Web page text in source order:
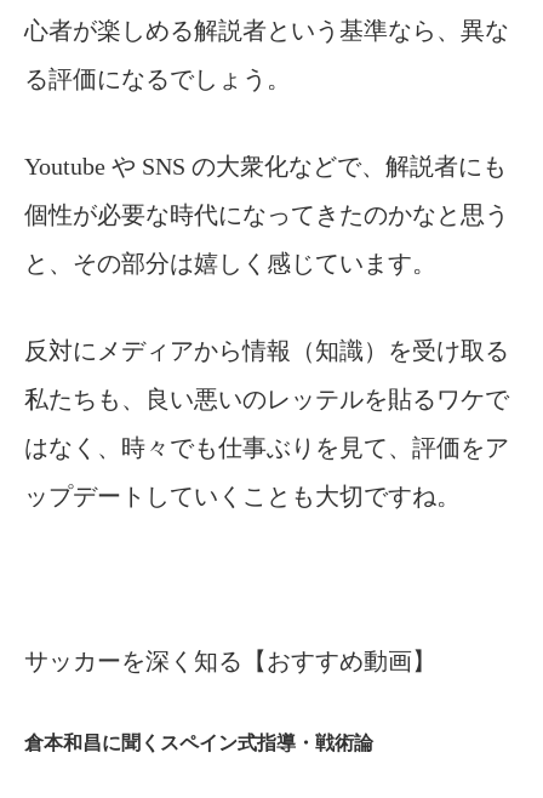
心者が楽しめる解説者という基準なら、異な
る評価になるでしょう。
Youtube や SNS の大衆化などで、解説者にも
個性が必要な時代になってきたのかなと思う
と、その部分は嬉しく感じています。
反対にメディアから情報（知識）を受け取る
私たちも、良い悪いのレッテルを貼るワケで
はなく、時々でも仕事ぶりを見て、評価をア
ップデートしていくことも大切ですね。
サッカーを深く知る【おすすめ動画】
倉本和昌に聞くスペイン式指導・戦術論